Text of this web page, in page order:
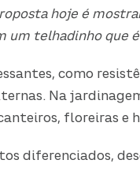
hoje é
um telhadinho que
como
Na
floreiras e
diferenciados,